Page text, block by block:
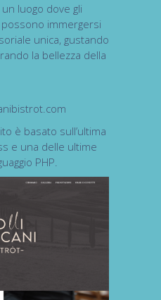
luogo dove gli
immergersi
unica, gustando
la bellezza della
è basato sull’ultima
e una delle ultime
PHP.